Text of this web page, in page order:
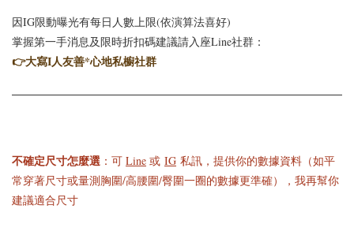
因IG限動曝光有每日人數上限(依演算法喜好)
掌握第一手消息及限時折扣碼建議請入座Line社群：
👉大寫I人友善*心地私櫥社群
不確定尺寸怎麼選 ：可 Line 或 IG 私訊，提供你的數據資料（如平
常穿著尺寸或量測胸圍/高腰圍/臀圍一圈的數據更準確），我再幫你
建議適合尺寸